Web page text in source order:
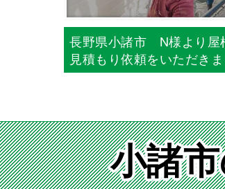
長野県小諸市 N様より屋
見積もり依頼をいただき
小諸